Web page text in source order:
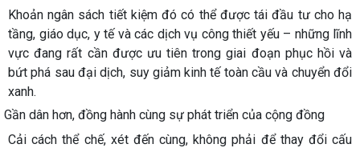
Khoản ngân sách tiết kiệm đó có thể được tái đầu tư cho hạ
tầng, giáo dục, y tế và các dịch vụ công thiết yếu – những lĩnh
vực đang rất cần được ưu tiên trong giai đoạn phục hồi và
bứt phá sau đại dịch, suy giảm kinh tế toàn cầu và chuyển đổi
xanh.
Gần dân hơn, đồng hành cùng sự phát triển của cộng đồng
Cải cách thể chế, xét đến cùng, không phải để thay đổi cấu